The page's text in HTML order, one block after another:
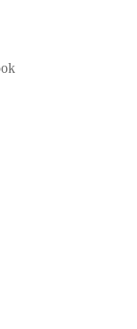
Kubiesa -